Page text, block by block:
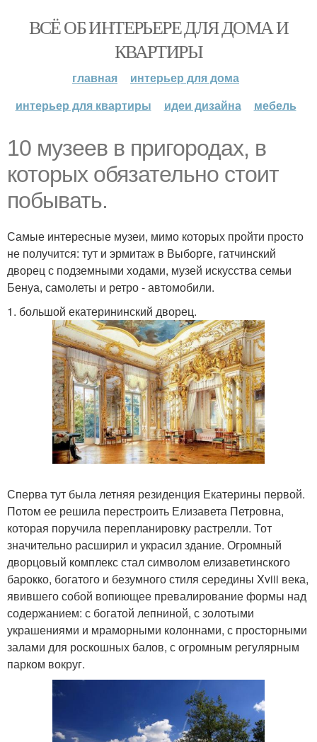
ВСЁ ОБ ИНТЕРЬЕРЕ ДЛЯ ДОМА И
КВАРТИРЫ
главная
интерьер для дома
интерьер для квартиры
идеи дизайна мебель
10 музеев в пригородах, в
которых обязательно стоит
побывать.
Самые интересные музеи, мимо которых пройти просто
не получится: тут и эрмитаж в Выборге, гатчинский
дворец с подземными ходами, музей искусства семьи
Бенуа, самолеты и ретро - автомобили.
1. большой екатерининский дворец.
Сперва тут была летняя резиденция Екатерины первой.
Потом ее решила перестроить Елизавета Петровна,
которая поручила перепланировку растрелли. Тот
значительно расширил и украсил здание. Огромный
дворцовый комплекс стал символом елизаветинского
барокко, богатого и безумного стиля середины Xviii века,
явившего собой вопиющее превалирование формы над
содержанием: с богатой лепниной, с золотыми
украшениями и мраморными колоннами, с просторными
залами для роскошных балов, с огромным регулярным
парком вокруг.